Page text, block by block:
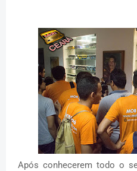
Após conhecerem todo o